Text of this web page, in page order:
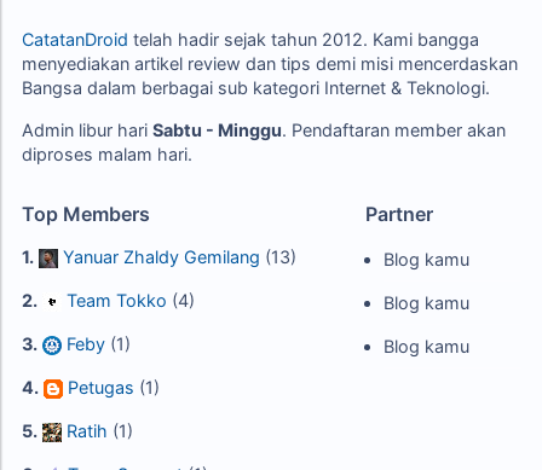
CatatanDroid telah hadir sejak tahun 2012. Kami bangga
menyediakan artikel review dan tips demi misi mencerdaskan
Bangsa dalam berbagai sub kategori Internet & Teknologi.
Admin libur hari Sabtu - Minggu. Pendaftaran member akan
diproses malam hari.
Top Members
1. Yanuar Zhaldy Gemilang (13)
2. Team Tokko (4)
3. Feby(1)
4. Petugas (1)
5. Ratih (1)
Partner
Blog kamu
Blog kamu
Blog kamu